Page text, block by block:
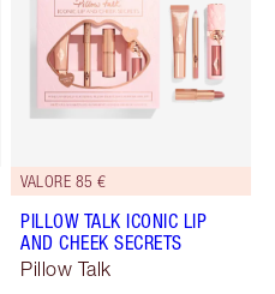
VALORE 85 €
PILLOW TALK ICONIC LIP
AND CHEEK SECRETS
Pillow Talk